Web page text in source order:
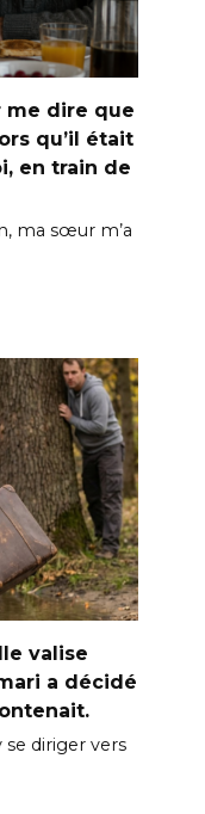
me dire que
qu’il était
en train de
ma sœur m’a
valise
a décidé
diriger vers